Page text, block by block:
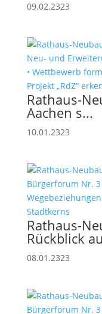
09.02.2323
Rathaus-
Aachen s...
10.01.2323
Rathaus-
Rückblick
08.01.2323